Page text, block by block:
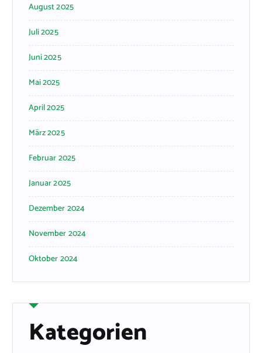
August 2025
Juli 2025
Juni 2025
Mai 2025
April 2025
März 2025
Februar 2025
Januar 2025
Dezember 2024
November 2024
Oktober 2024
Kategorien